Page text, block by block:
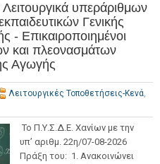
υπεράριθμων
Γενικής
- Επικαιροποιημένοι
και πλεονασμάτων
Αγωγής
Λειτουργικές Τοποθετήσεις-Κενά,
Το Π.Υ.Σ.Δ.Ε. Χανίων με την
υπ’ αριθμ. 22η/07-08-2026
Πράξη του: 1. Ανακοινώνει